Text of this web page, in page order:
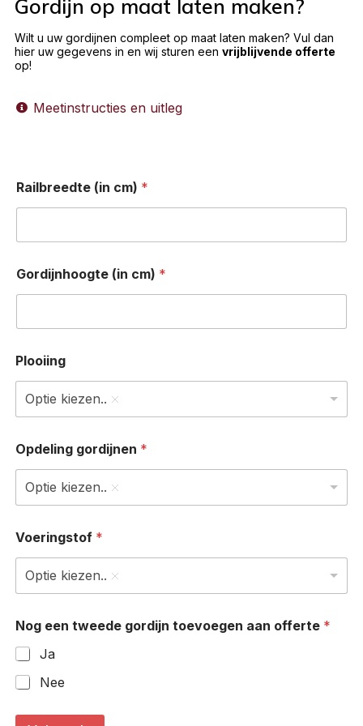
Gordijn op maat laten maken?
Wilt u uw gordijnen compleet op maat laten maken? Vul dan
hier uw gegevens in en wij sturen een vrijblijvende offerte
op!
Meetinstructies en uitleg
Railbreedte (in cm) *
Gordijnhoogte (in cm) *
Plooiing
Optie kiezen..
Opdeling gordijnen *
Optie kiezen..
Voeringstof *
Optie kiezen..
Nog een tweede gordijn toevoegen aan offerte *
Ja
Nee